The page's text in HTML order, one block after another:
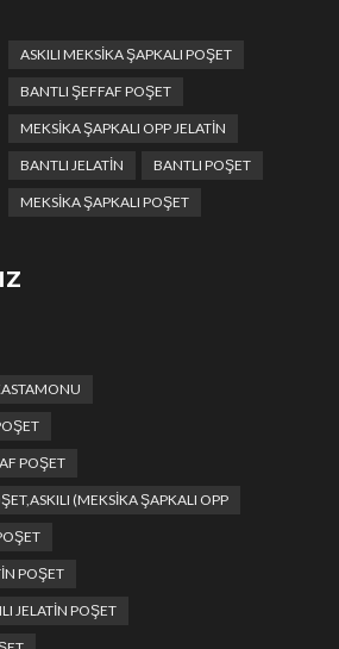
ASKILI MEKSİKA ŞAPKALI POŞET
BANTLI ŞEFFAF POŞET
MEKSİKA ŞAPKALI OPP JELATİN
BANTLI JELATİN BANTLI POŞET
MEKSİKA ŞAPKALI POŞET
POŞET
(MEKSİKA ŞAPKALI OPP
POŞET
JELATİN POŞET